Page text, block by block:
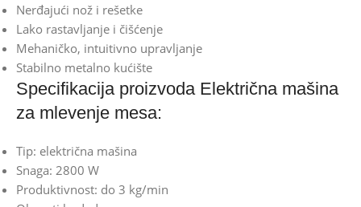
Nerđajući nož i rešetke
Lako rastavljanje i čišćenje
Mehaničko, intuitivno upravljanje
Stabilno metalno kućište
Specifikacija proizvoda Električna mašina
za mlevenje mesa:
Tip: električna mašina
Snaga: 2800 W
Produktivnost: do 3 kg/min